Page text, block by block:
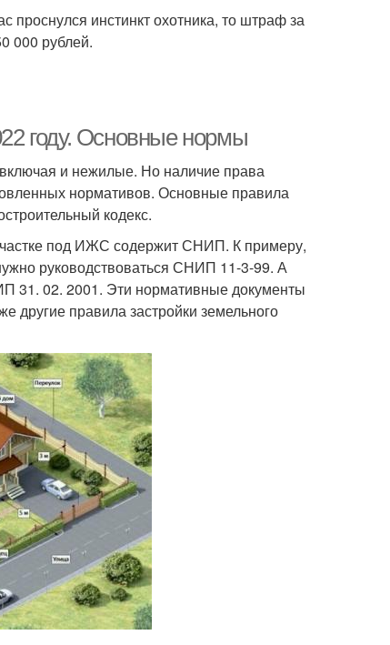
проснулся инстинкт охотника, то штраф за
000 рублей.
году. Основные нормы
и нежилые. Но наличие права
нормативов. Основные правила
кодекс.
под ИЖС содержит СНИП. К примеру,
руководствоваться СНИП 11-3-99. А
31. 02. 2001. Эти нормативные документы
другие правила застройки земельного